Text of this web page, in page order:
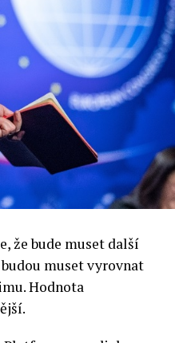
že bude muset další
muset vyrovnat
Hodnota